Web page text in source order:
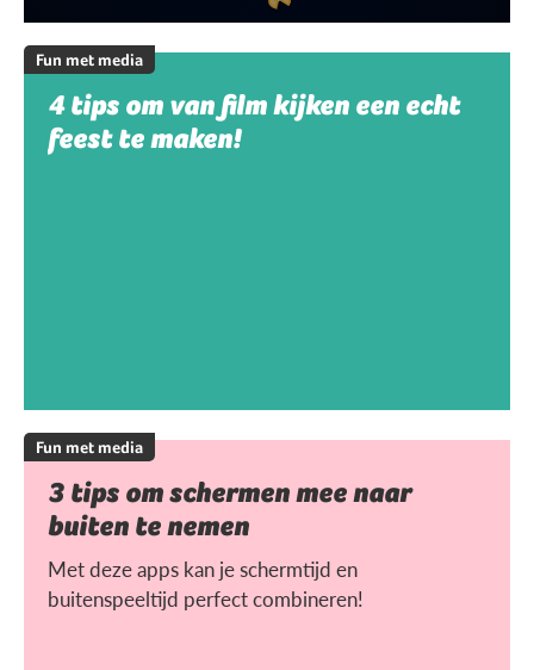
Fun met media
4 tips om van film kijken een echt
feest te maken!
Fun met media
3 tips om schermen mee naar
buiten te nemen
Met deze apps kan je schermtijd en
buitenspeeltijd perfect combineren!